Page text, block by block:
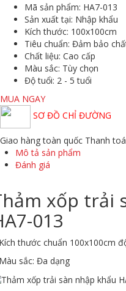
Mã sản phẩm: HA7-013
Sản xuất tại: Nhập khẩu
Kích thước: 100x100cm
Tiêu chuẩn: Đảm bảo
Chất liệu: Cao cấp
Màu sắc: Tùy chọn
Độ tuổi: 2 - 5 tuổi
MUA NGAY
SƠ ĐỒ CHỈ ĐƯỜNG
Giao hàng toàn quốc Thanh
Mô tả sản phẩm
Đánh giá
xốp trải
013
thước chuẩn 100x100cm
sắc: Đa dạng